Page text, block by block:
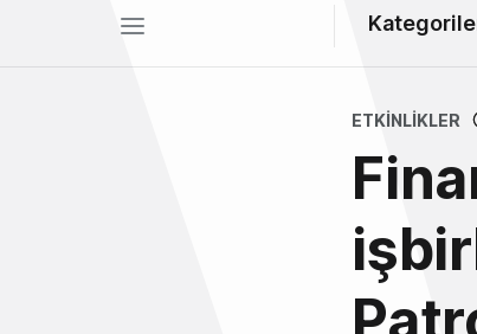
ETKINLIKLER